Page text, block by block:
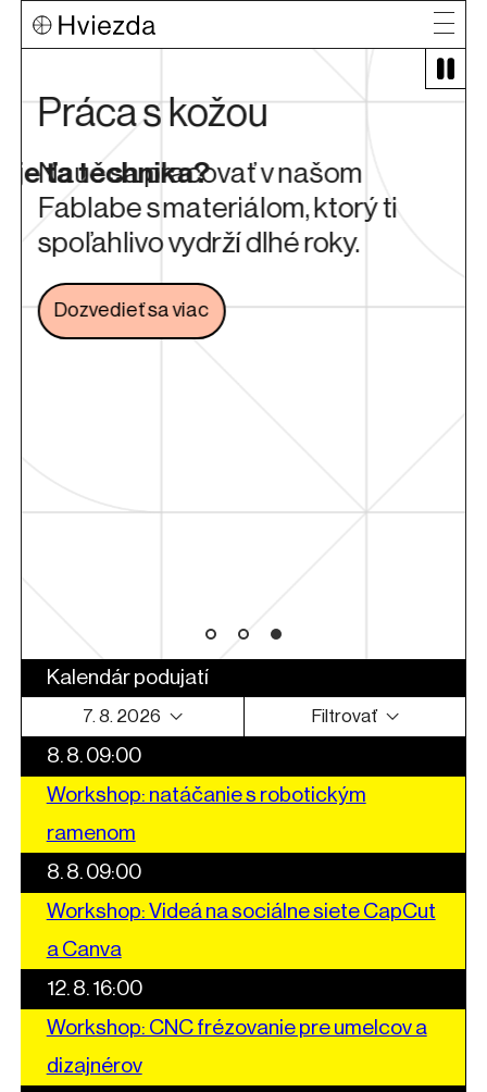
ťa technika?
Práca s kožou
Nauč sa pracovať v našom
Fablabe s materiálom, ktorý ti
spoľahlivo vydrží dlhé roky.
Dozvedieť sa viac Odkaz sa otvorí na novej karte
Kalendár podujatí
7. 8. 2026 Filtrovať
8. 8. 09:00
Workshop: natáčanie s robotickým
ramenom
8. 8. 09:00
Workshop: Videá na sociálne siete CapCut
a Canva
12. 8. 16:00
Workshop: CNC frézovanie pre umelcov a
dizajnérov